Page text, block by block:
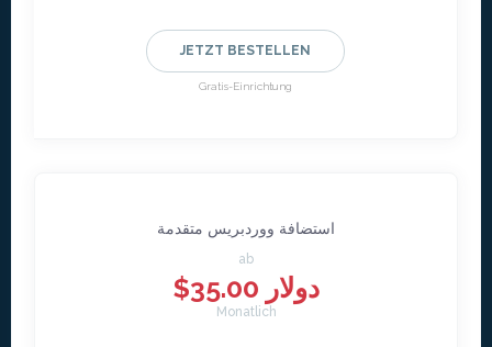
JETZT BESTELLEN
Gratis-Einrichtung
استضافة ووردبريس متقدمة
ab
$35.00 دولار
Monatlich